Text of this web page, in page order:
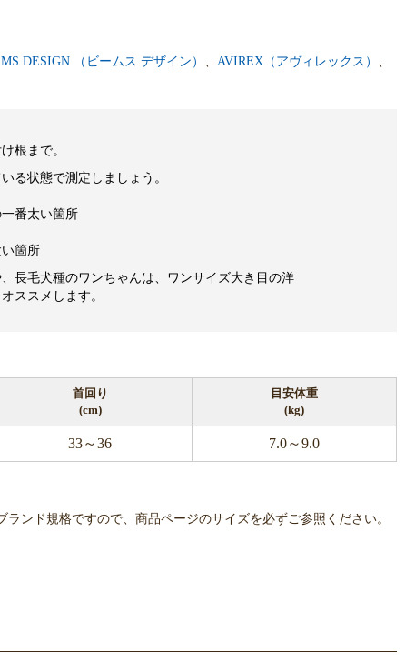
DESIGN （ビームス デザイン） AVIREX（アヴィレックス）
根まで。
る状態で測定しましょう。
番太い箇所
箇所
長毛犬種のワンちゃんは、ワンサイズ大き目の洋
ススメします。
首回り
(cm)
目安体重
(kg)
33～36 7.0～9.0
ンド規格ですので、商品ページのサイズを必ずご参照ください。